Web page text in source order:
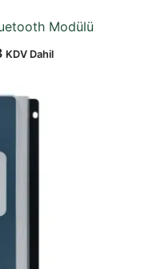
Modülü
Şu
fiyat:
₺2.207,03.
KDV Dahil